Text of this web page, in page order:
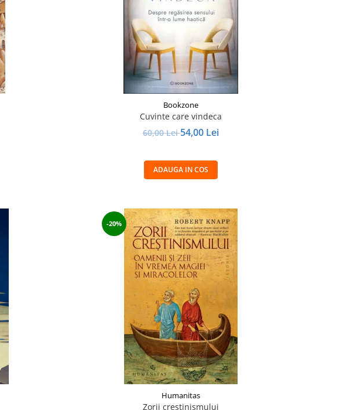
Bookzone
Cuvinte care vindeca
60,00 Lei54,00 Lei
ADAUGA IN COS
-20%
Humanitas
Zorii crestinismului